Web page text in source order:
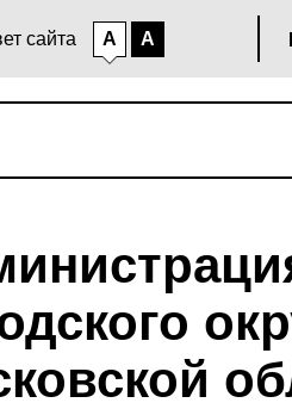
сайта A A